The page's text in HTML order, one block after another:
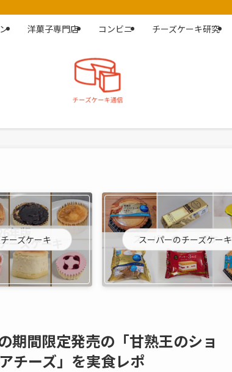
洋菓子専門店 コンビニ チーズケーキ研究
ーズケーキ スーパーのチーズケーキ
期間限定発売の「甘熟王のショ
チーズ」を実食レポ